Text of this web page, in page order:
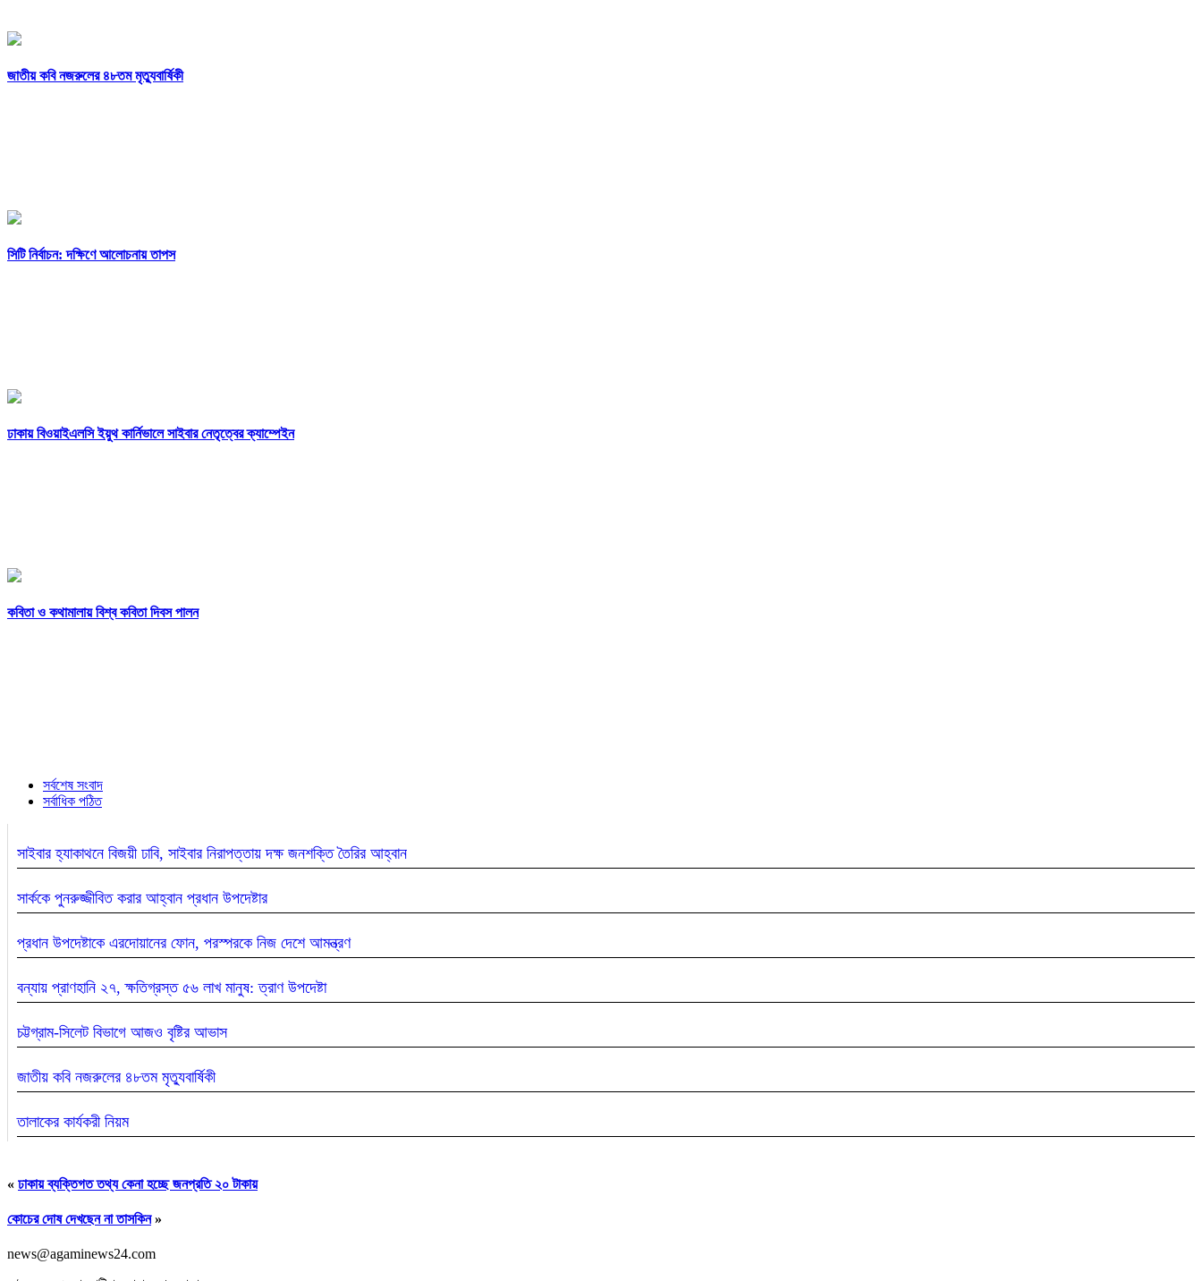
জাতীয় কবি নজরুলের ৪৮তম মৃত্যুবার্ষিকী
সিটি নির্বাচন: দক্ষিণে আলোচনায় তাপস
ঢাকায় বিওয়াইএলসি ইয়ুথ কার্নিভালে সাইবার নেতৃত্বের ক্যাম্পেইন
কবিতা ও কথামালায় বিশ্ব কবিতা দিবস পালন
সর্বশেষ সংবাদ
সর্বাধিক পঠিত
সাইবার হ্যাকাথনে বিজয়ী ঢাবি, সাইবার নিরাপত্তায় দক্ষ জনশক্তি তৈরির আহ্বান
সার্ককে পুনরুজ্জীবিত করার আহ্বান প্রধান উপদেষ্টার
প্রধান উপদেষ্টাকে এরদোয়ানের ফোন, পরস্পরকে নিজ দেশে আমন্ত্রণ
বন্যায় প্রাণহানি ২৭, ক্ষতিগ্রস্ত ৫৬ লাখ মানুষ: ত্রাণ উপদেষ্টা
চট্টগ্রাম-সিলেট বিভাগে আজও বৃষ্টির আভাস
জাতীয় কবি নজরুলের ৪৮তম মৃত্যুবার্ষিকী
তালাকের কার্যকরী নিয়ম
« ঢাকায় ব্যক্তিগত তথ্য কেনা হচ্ছে জনপ্রতি ২০ টাকায়
কোচের দোষ দেখছেন না তাসকিন»
news@agaminews24.com